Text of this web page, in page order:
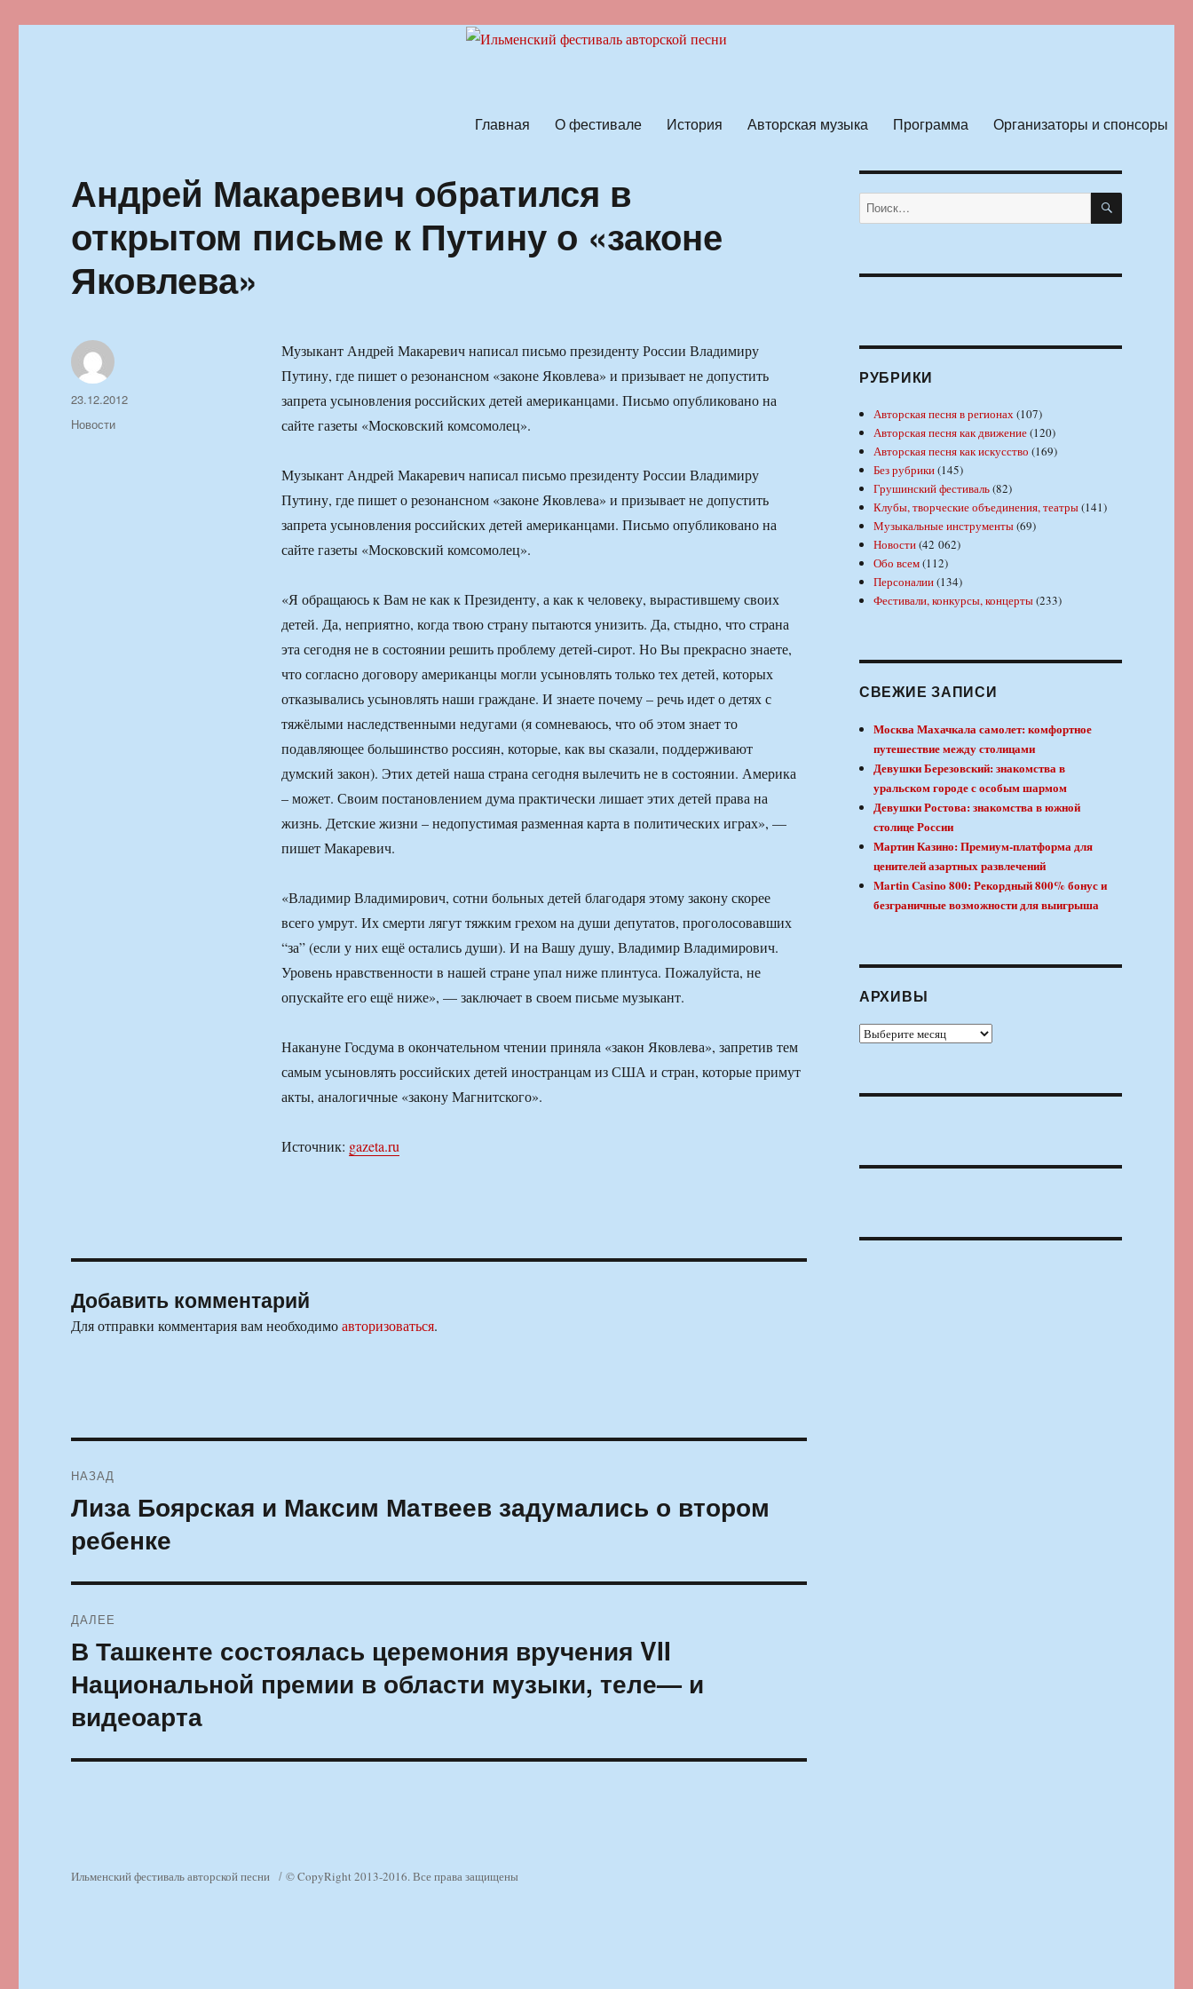
Главная О фестивале История Авторская музыка Программа Организаторы и спонсоры
Андрей Макаревич обратился в
открытом письме к Путину о «законе
Яковлева»
Музыкант Андрей Макаревич написал письмо президенту России Владимиру
Путину, где пишет о резонансном «законе Яковлева» и призывает не допустить
запрета усыновления российских детей американцами. Письмо опубликовано на
сайте газеты «Московский комсомолец».
Музыкант Андрей Макаревич написал письмо президенту России Владимиру
Путину, где пишет о резонансном «законе Яковлева» и призывает не допустить
запрета усыновления российских детей американцами. Письмо опубликовано на
сайте газеты «Московский комсомолец».
«Я обращаюсь к Вам не как к Президенту, а как к человеку, вырастившему своих
детей. Да, неприятно, когда твою страну пытаются унизить. Да, стыдно, что страна
эта сегодня не в состоянии решить проблему детей-сирот. Но Вы прекрасно знаете,
что согласно договору американцы могли усыновлять только тех детей, которых
отказывались усыновлять наши граждане. И знаете почему – речь идет о детях с
тяжёлыми наследственными недугами (я сомневаюсь, что об этом знает то
подавляющее большинство россиян, которые, как вы сказали, поддерживают
думский закон). Этих детей наша страна сегодня вылечить не в состоянии. Америка
– может. Своим постановлением дума практически лишает этих детей права на
жизнь. Детские жизни – недопустимая разменная карта в политических играх», —
пишет Макаревич.
«Владимир Владимирович, сотни больных детей благодаря этому закону скорее
всего умрут. Их смерти лягут тяжким грехом на души депутатов, проголосовавших
“за” (если у них ещё остались души). И на Вашу душу, Владимир Владимирович.
Уровень нравственности в нашей стране упал ниже плинтуса. Пожалуйста, не
опускайте его ещё ниже», — заключает в своем письме музыкант.
Накануне Госдума в окончательном чтении приняла «закон Яковлева», запретив тем
самым усыновлять российских детей иностранцам из США и стран, которые примут
акты, аналогичные «закону Магнитского».
Источник: gazeta.ru
Автор
Опубликовано
23.12.2012
Рубрики
Новости
Добавить комментарий
Для отправки комментария вам необходимоавторизоваться.
по
записям
НАЗАД
Предыдущая
запись:
Лиза Боярская и Максим Матвеев задумались о втором
ребенке
ДАЛЕЕ
Следующая
В Ташкенте состоялась церемония вручения VII
Национальной премии в области музыки, теле— и
видеоарта
Искать: ПОИСК
РУБРИКИ
Авторская песня в регионах(107)
Авторская песня как движение(120)
Авторская песня как искусство (169)
Без рубрики(145)
Грушинский фестиваль(82)
Клубы, творческие объединения, театры(141)
Музыкальные инструменты(69)
Новости(42 062)
Обо всем(112)
Персоналии(134)
Фестивали, конкурсы, концерты(233)
СВЕЖИЕ ЗАПИСИ
Москва Махачкала самолет: комфортное
путешествие между столицами
Девушки Березовский: знакомства в
уральском городе с особым шармом
Девушки Ростова: знакомства в южной
столице России
Мартин Казино: Премиум-платформа для
ценителей азартных развлечений
Martin Casino 800: Рекордный 800% бонус и
безграничные возможности для выигрыша
АРХИВЫ
Архивы
Ильменский фестиваль авторской песни © CopyRight 2013-2016. Все права защищены